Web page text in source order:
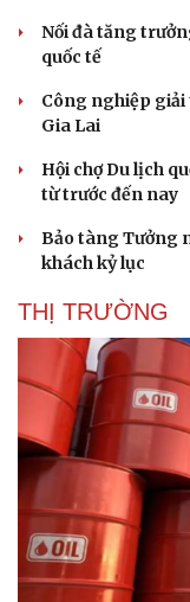
Nối đà tăng
quốc tế
Công nghiệp
Gia Lai
Hội chợ Du lịch
từ trước đến nay
Bảo tàng Tưởng
khách kỷ lục
THỊ TRƯỜNG